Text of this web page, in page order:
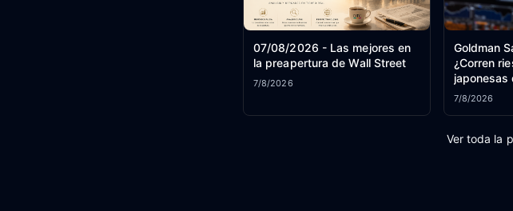
07/08/2026 - Las mejores en
la preapertura de Wall Street
7/8/2026
Goldman
¿Corren
japonesas
7/8/2026
Ver toda la